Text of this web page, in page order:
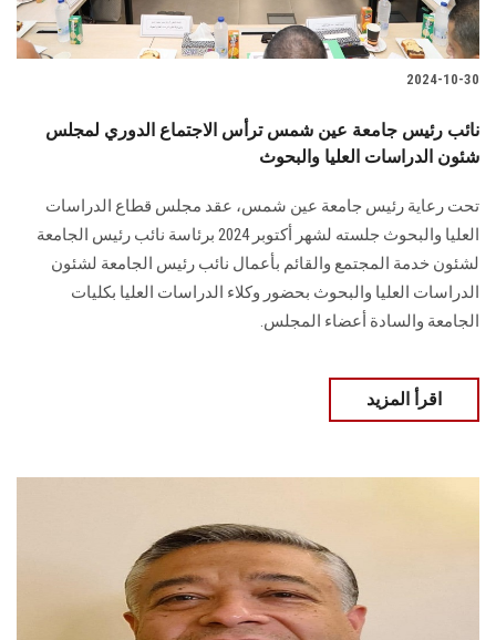
2024-10-30
نائب رئيس جامعة عين شمس ترأس الاجتماع الدوري لمجلس
شئون الدراسات العليا والبحوث
تحت رعاية رئيس جامعة عين شمس، عقد مجلس ‏قطاع الدراسات
العليا والبحوث جلسته لشهر أكتوبر 2024 برئاسة نائب ‏رئيس الجامعة
لشئون خدمة المجتمع والقائم بأعمال نائب رئيس الجامعة لشئون
‏الدراسات العليا والبحوث بحضور وكلاء الدراسات العليا بكليات
الجامعة والسادة أعضاء ‏المجلس‎.‎
اقرأ المزيد